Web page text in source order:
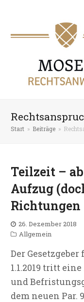
Start » Beiträge »
Teilzeit – ab
Aufzug
Richtungen
26. Dezember 2018
Allgemein
Der
1.1.2019 tritt
und
dem neuen Par.